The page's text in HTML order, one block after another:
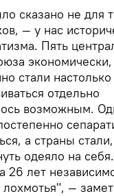
сказано не для
— у нас
Пять
экономически,
стали
отдельно
возможным.
а страны
одеяло на
26 лет
лохмотья", —